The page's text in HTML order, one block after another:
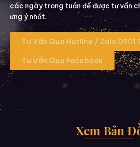
các ngày trong tuần để được tư vấn
ưng ý nhất.
Tư Vấn Qua Hotline / Zalo 0901
Tư Vấn Qua Facebook
Xem Bản